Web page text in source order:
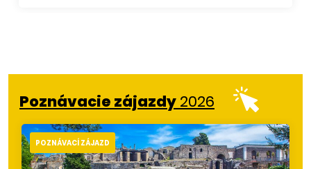
Poznávacie zájazdy 2026
POZNÁVACÍ ZÁJAZD